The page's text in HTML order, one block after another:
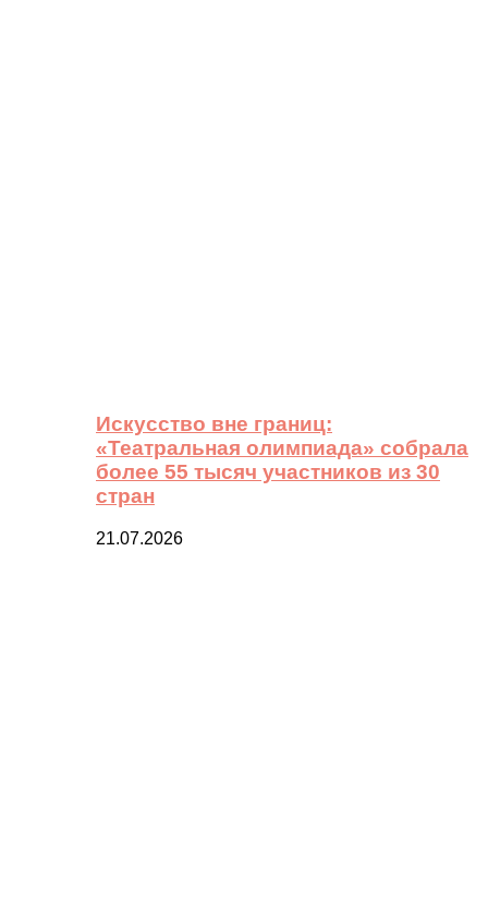
Искусство вне границ:
«Театральная олимпиада» собрала
более 55 тысяч участников из 30
стран
21.07.2026